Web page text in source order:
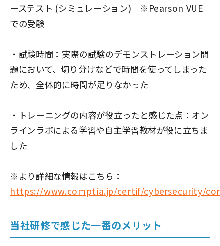
ーステスト (シミュレーション) ※Pearson VUE
での受験
・試験時間：実際の試験のデモンストレーション問
題において、切り分けなどで時間を使ってしまった
ため、全体的に時間が足りなかった
・トレーニングの内容が役立ったと感じた点：オン
ラインラボによる学習や自主学習教材が役に立ちま
した
※より詳細な情報はこちら：
https://www.comptia.jp/certif/cybersecurity/
当社研修で感じた一番のメリット